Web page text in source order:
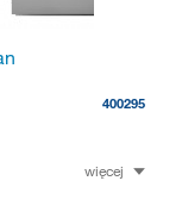
400295
więcej